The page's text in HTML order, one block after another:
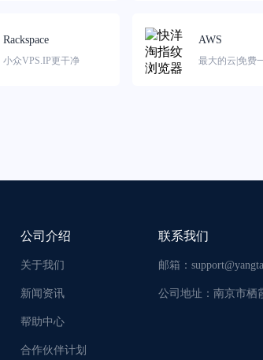
Rackspace
小众VPS.IP更干净
AWS
最大的云|免费
公司介绍
关于我们
新闻资讯
帮助中心
合作伙伴计划
联系我们
邮箱：
公司地址： 南京市栖